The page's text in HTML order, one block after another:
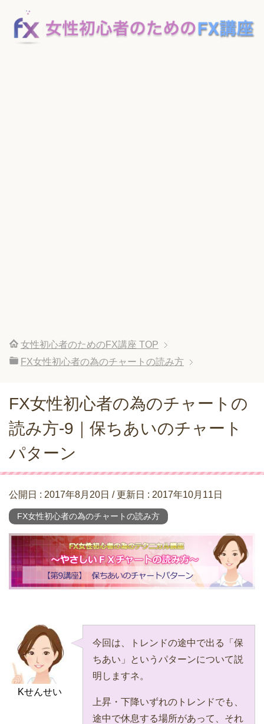
女性初心者のためのFX講座 TOP
FX女性初心者の為のチャートの読み方
FX女性初心者の為のチャートの
読み方-9｜保ちあいのチャート
パターン
公開日 : 2017年8月20日 / 更新日 : 2017年10月11日
FX女性初心者の為のチャートの読み方
Kせんせい
今回は、トレンドの途中で出る「保
ちあい」というパターンについて説
明しますネ。
上昇・下降いずれのトレンドでも、
途中で休息する場所があって、それ